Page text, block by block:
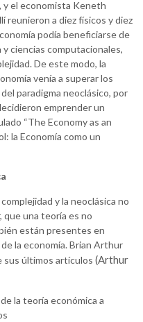
y el economista Keneth
reunieron a diez físicos y diez
podía beneficiarse de
ciencias computacionales,
De este modo, la
venía a superar los
paradigma neoclásico, por
emprender un
“The Economy as an
la Economía como un
y la neoclásica no
que una teoría es no
están presentes en
la economía. Brian Arthur
sus últimos artículos (Arthur
la teoría económica a